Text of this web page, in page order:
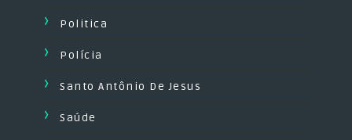
Politica
Polícia
Santo Antônio De Jesus
Saúde